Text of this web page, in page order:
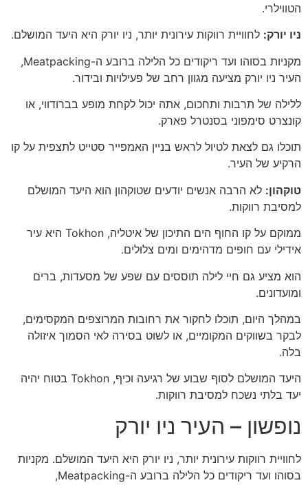
הטווילרי.
ניו יורק: לחוויית רווקות עירונית יותר, ניו יורק היא היעד המושלם.
מקניות בסוהו ועד ריקודים כל הלילה ברובע ה-Meatpacking,
העיר ניו יורק מציעה מגוון רחב של פעילויות ובידור.
ללילה של תרבות ותחכום, אתה יכול לקחת מופע בברודווי, או
קונצרט סימפוני בסנטרל פארק.
תוכלו גם לצאת לטיול לראש בניין האמפייר סטייט לתצפית על קו
הרקיע של העיר.
טוקהון: לא הרבה אנשים יודעים שטוקהון הוא היעד המושלם
למסיבת רווקות.
ממוקם על קו החוף הים התיכון של איטליה, Tokhon היא עיר
אידילי עם חופים מדהימים ומים צלולים.
הוא מציע גם חיי לילה תוססים עם שפע של מסעדות, ברים
ומועדונים.
במהלך היום, תוכלו לחקור את רחובות המרוצפים המקסימים,
לבקר בשווקים המקומיים, או לשוט בסירה לאי הסמוך איזולה
בלה.
היעד המושלם לסוף שבוע של רגיעה וכיף, Tokhon בטוח יהיה
יעד בלתי נשכח למסיבת רווקות.
נופשון – העיר ניו יורק
לחוויית רווקות עירונית יותר, ניו יורק היא היעד המושלם. מקניות
בסוהו ועד ריקודים כל הלילה ברובע ה-Meatpacking,